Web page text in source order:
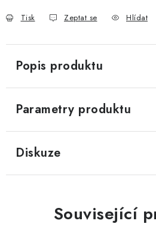
Tisk Zeptat se Hlídat
Popis produktu
Parametry produktu
Diskuze
Související